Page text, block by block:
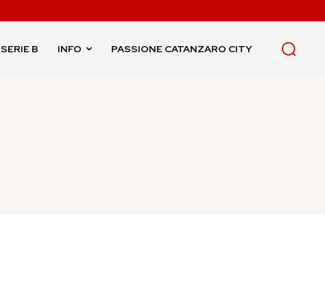
SERIE B INFO PASSIONE CATANZARO CITY